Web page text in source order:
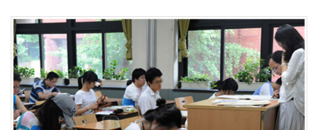
포
털
U
R
L
복
사
공
유
하
기
기
크
게
변
경
하
기
기
작
게
변
경
하
기